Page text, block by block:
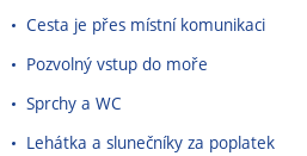
Cesta je přes místní komunikaci
Pozvolný vstup do moře
Sprchy a WC
Lehátka a slunečníky za poplatek